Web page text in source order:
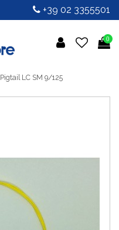
+39 02 3355501
0
Pigtail LC SM 9/125